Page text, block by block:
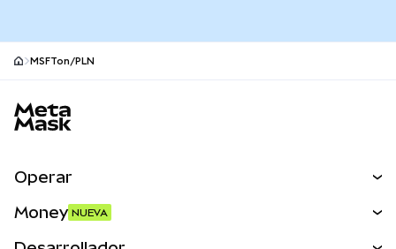
MSFTon/PLN
Operar
Money NUEVA